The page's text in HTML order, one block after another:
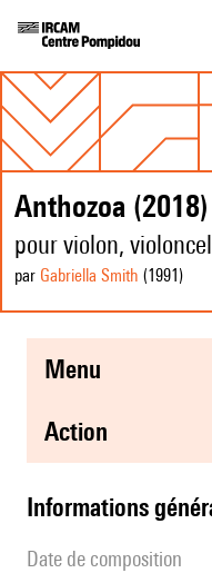
Anthozoa (2018)
pour violon,
par Gabriella Smith (1991 )
menu
action
informations
date de composition